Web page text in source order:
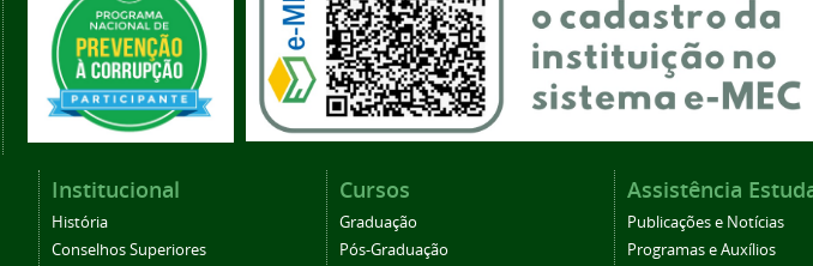
Institucional
História
Conselhos Superiores
Cursos
Graduação
Pós-Graduação
Assistência
Publicações e Notícias
Programas e Auxílios